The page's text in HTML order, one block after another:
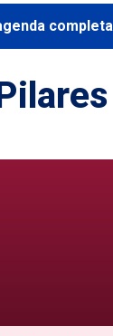
completa